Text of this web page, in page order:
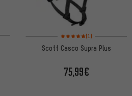
basada en 1 reseñas Valoración media: 5 de 5
(1)
Scott Casco Supra Plus
75,99€